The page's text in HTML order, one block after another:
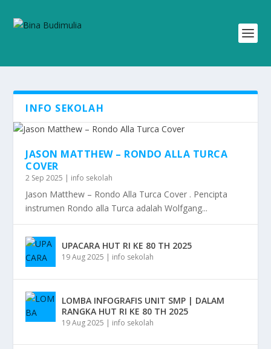
INFO SEKOLAH
JASON MATTHEW – RONDO ALLA TURCA
COVER
2 Sep 2025 | info sekolah
Jason Matthew – Rondo Alla Turca Cover . Pencipta
instrumen Rondo alla Turca adalah Wolfgang...
UPACARA HUT RI KE 80 TH 2025
19 Aug 2025 | info sekolah
LOMBA INFOGRAFIS UNIT SMP | DALAM
RANGKA HUT RI KE 80 TH 2025
19 Aug 2025 | info sekolah